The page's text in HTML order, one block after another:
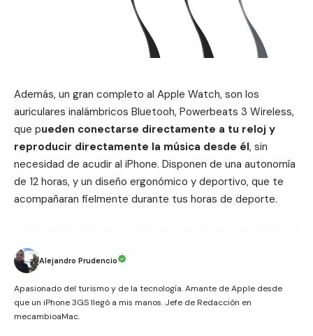
Además, un gran completo al Apple Watch, son los
auriculares inalámbricos Bluetooh, Powerbeats 3 Wireless,
que pueden conectarse directamente a tu reloj y
reproducir directamente la música desde él, sin
necesidad de acudir al iPhone. Disponen de una autonomía
de 12 horas, y un diseño ergonómico y deportivo, que te
acompañaran fielmente durante tus horas de deporte.
Alejandro Prudencio
Apasionado del turismo y de la tecnología. Amante de Apple desde
que un iPhone 3GS llegó a mis manos. Jefe de Redacción en
mecambioaMac.